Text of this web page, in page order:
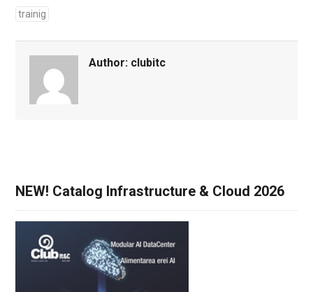
trainig
Author: clubitc
NEW! Catalog Infrastructure & Cloud 2026